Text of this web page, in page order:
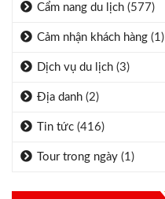
Cẩm nang du lịch (577)
Cảm nhận khách hàng (1)
Dịch vụ du lịch (3)
Địa danh (2)
Tin tức (416)
Tour trong ngày (1)